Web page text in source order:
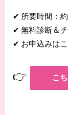
✔ 所要時間：
✔ 無料診断＆
✔ お申込みはこ
👉 こ